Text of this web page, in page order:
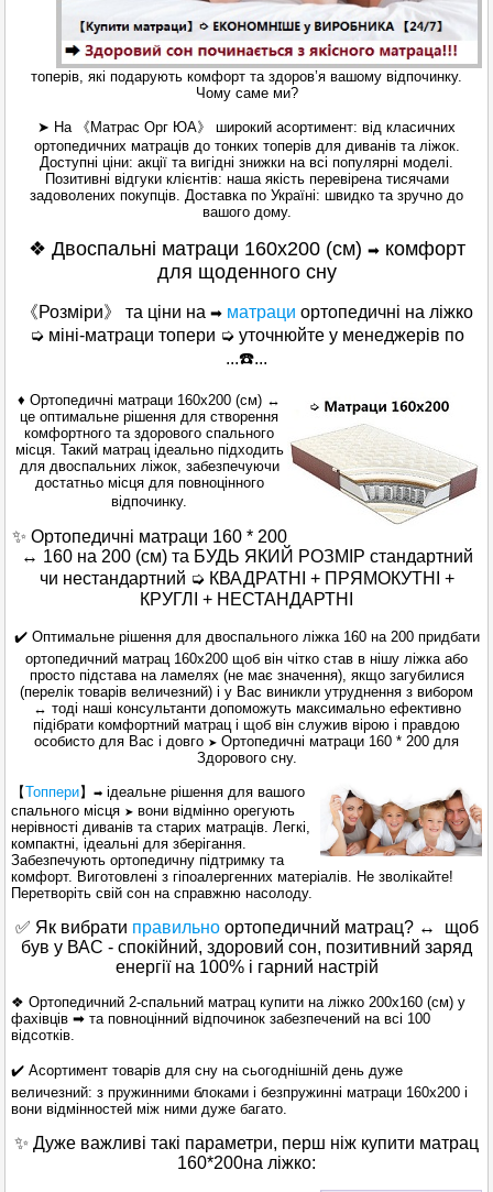
топерів, які подарують комфорт та здоров’я вашому відпочинку.
Чому саме ми?
➤ На 《Матрас Орг ЮА》 широкий асортимент: від класичних
ортопедичних матраців до тонких топерів для диванів та ліжок.
Доступні ціни: акції та вигідні знижки на всі популярні моделі.
Позитивні відгуки клієнтів: наша якість перевірена тисячами
задоволених покупців. Доставка по Україні: швидко та зручно до
вашого дому.
❖ Двоспальні матраци 160х200 (см) ➡комфорт
для щоденного сну
《Розміри》 та ціни на ➡ матраци ортопедичні на ліжко
➭ міні-матраци топери ➭ уточнюйте у менеджерів по
...☎️...
♦ Ортопедичні матраци 160x200 (см) ↔
це оптимальне рішення для створення
комфортного та здорового спального
місця. Такий матрац ідеально підходить
для двоспальних ліжок, забезпечуючи
достатньо місця для повноцінного
відпочинку.
✨ Ортопедичні матраци 160 * 200
↔ 160 на 200 (см) та БУДЬ ЯКИЙ РОЗМІР стандартний
чи нестандартний ➭КВАДРАТНІ + ПРЯМОКУТНІ +
КРУГЛІ + НЕСТАНДАРТНІ
✔️ Оптимальне рішення для двоспального ліжка 160 на 200 придбати
ортопедичний матрац 160х200 щоб він чітко став в нішу ліжка або
просто підстава на ламелях (не має значення), якщо загубилися
(перелік товарів величезний) і у Вас виникли утруднення з вибором
↔ тоді наші консультанти допоможуть максимально ефективно
підібрати комфортний матрац і щоб він служив вірою і правдою
особисто для Вас і довго ➤ Ортопедичні матраци 160 * 200 для
Здорового сну.
【Топпери】➡ ідеальне рішення для вашого
спального місця ➤ вони відмінно орегують
нерівності диванів та старих матраців. Легкі,
компактні, ідеальні для зберігання.
Забезпечують ортопедичну підтримку та
комфорт. Виготовлені з гіпоалергенних матеріалів. Не зволікайте!
Перетворіть свій сон на справжню насолоду.
✅ Як вибрати правильноортопедичний матрац? ↔ щоб
був у ВАС - спокійний, здоровий сон, позитивний заряд
енергії на 100% і гарний настрій
❖ Ортопедичний 2-спальний матрац купити на ліжко 200х160 (см)у
фахівців ➡ та повноцінний відпочинок забезпечений на всі 100
відсотків.
✔️ Асортимент товарів для сну на сьогоднішній день дуже
величезний: з пружинними блоками і безпружинні матраци 160х200 і
вони відмінностей між ними дуже багато.
✨ Дуже важливі такі параметри, перш ніж купити матрац
160*200на ліжко: